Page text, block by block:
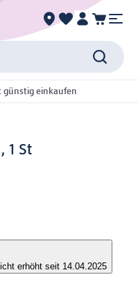
günstig einkaufen
1 St
erhöht seit 14.04.2025